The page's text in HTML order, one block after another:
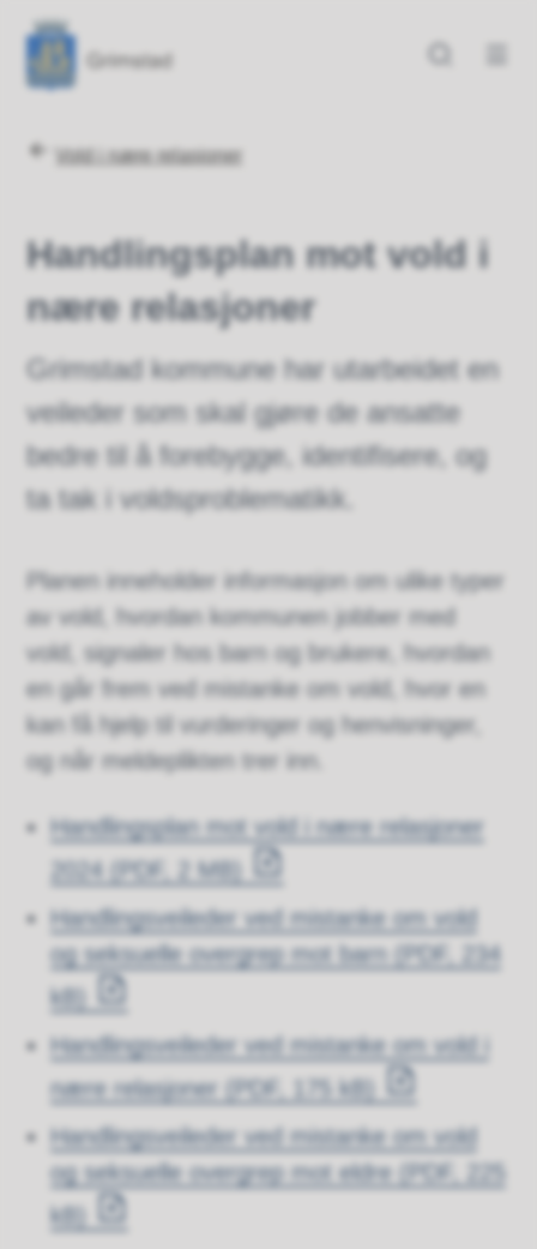
Grimstad kommune
Du er her:
Vold i nære relasjoner
Handlingsplan mot vold i
nære relasjoner
Grimstad kommune har utarbeidet en
veileder som skal gjøre de ansatte
bedre til å forebygge, identifisere, og
ta tak i voldsproblematikk.
Planen inneholder informasjon om ulike typer
av vold, hvordan kommunen jobber med
vold, signaler hos barn og brukere, hvordan
en går frem ved mistanke om vold, hvor en
kan få hjelp til vurderinger og henvisninger,
og når meldeplikten trer inn.
Handlingsplan mot vold i nære relasjoner
2024 (PDF, 2 MB)
Handlingsveileder ved mistanke om vold
og seksuelle overgrep mot barn (PDF, 234
kB)
Handlingsveileder ved mistanke om vold i
nære relasjoner
(PDF, 175 kB)
Handlingsveileder ved mistanke om vold
og seksuelle overgrep mot eldre (PDF, 225
kB)